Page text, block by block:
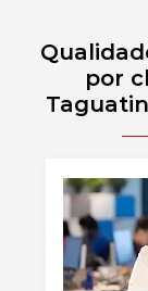
por